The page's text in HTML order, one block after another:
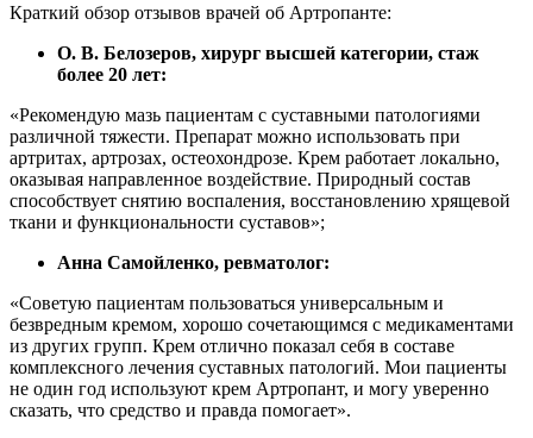
Краткий обзор отзывов врачей об Артропанте:
О. В. Белозеров, хирург высшей категории, стаж
более 20 лет:
«Рекомендую мазь пациентам с суставными патологиями
различной тяжести. Препарат можно использовать при
артритах, артрозах, остеохондрозе. Крем работает локально,
оказывая направленное воздействие. Природный состав
способствует снятию воспаления, восстановлению хрящевой
ткани и функциональности суставов»;
Анна Самойленко, ревматолог:
«Советую пациентам пользоваться универсальным и
безвредным кремом, хорошо сочетающимся с медикаментами
из других групп. Крем отлично показал себя в составе
комплексного лечения суставных патологий. Мои пациенты
не один год используют крем Артропант, и могу уверенно
сказать, что средство и правда помогает».